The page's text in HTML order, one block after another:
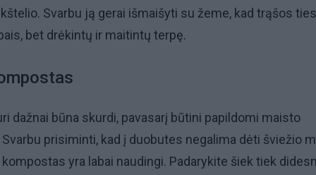
Svarbu ją gerai išmaišyti su žeme, kad trąšos
bet drėkintų ir maitintų terpę.
dažnai būna skurdi, pavasarį būtini papildomi maisto
prisiminti, kad į duobutes negalima dėti šviežio
yra labai naudingi. Padarykite šiek tiek